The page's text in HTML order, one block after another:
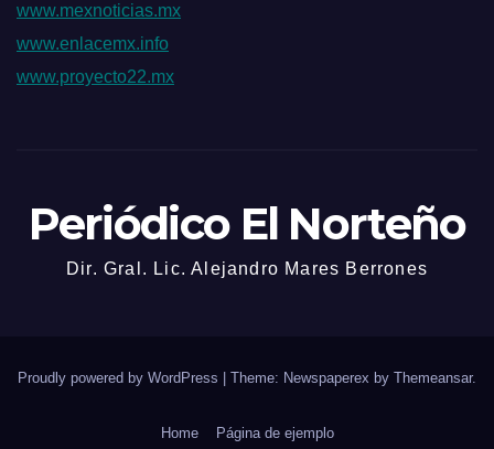
www.mexnoticias.mx
www.enlacemx.info
www.proyecto22.mx
Periódico El Norteño
Dir. Gral. Lic. Alejandro Mares Berrones
Proudly powered by WordPress Theme: Newspaperex by Themeansar.
Home Página de ejemplo